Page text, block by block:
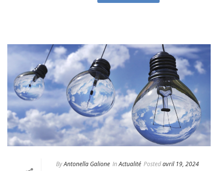
ByAntonella Galione In Actualité Postedavril 19, 2024